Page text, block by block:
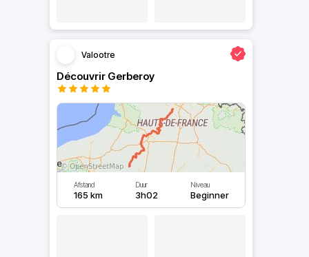
Valootre
Découvrir Gerberoy
Afstand
165 km
Duur
3h02
Niveau
Beginner